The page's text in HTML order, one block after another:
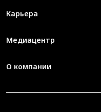
Карьера
Медиацентр
О компании